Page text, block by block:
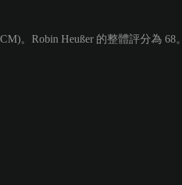
。Robin Heußer 的整體評分為 68。